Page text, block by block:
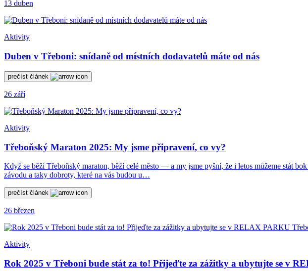
13 duben
Aktivity
Duben v Třeboni: snídaně od místních dodavatelů máte od nás
prečíst článek
26 září
Aktivity
Třeboňský Maraton 2025: My jsme připravení, co vy?
Když se běží Třeboňský maraton, běží celé město — a my jsme pyšní, že i letos můžeme stát
závodu a taky dobroty, které na vás budou u…
prečíst článek
26 březen
Aktivity
Rok 2025 v Třeboni bude stát za to! Přijeďte za zážitky a ubytujte se v